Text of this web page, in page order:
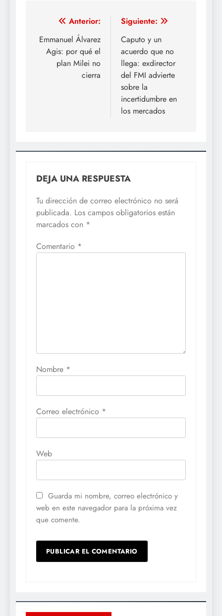
Navegación
de
entradas
Anterior:
Emmanuel Álvarez
Agis: por qué el
plan Milei no
cierra
Siguiente:
Caputo y un
acuerdo que no
llega: exdirector
del FMI advierte
sobre la
incertidumbre en
los mercados
DEJA UNA RESPUESTA
Tu dirección de correo electrónico no será
publicada. Los campos obligatorios están
marcados con *
Comentario *
Nombre *
Correo electrónico *
Web
Guarda mi nombre, correo electrónico y
web en este navegador para la próxima vez
que comente.